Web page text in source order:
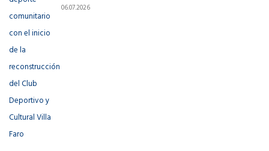
06.07.2026